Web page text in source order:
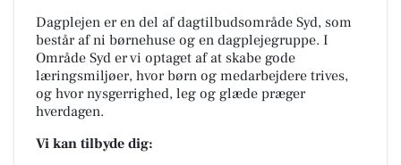
Dagplejen er en del af dagtilbudsområde Syd, som
består af ni børnehuse og en dagplejegruppe. I
Område Syd er vi optaget af at skabe gode
læringsmiljøer, hvor børn og medarbejdere trives,
og hvor nysgerrighed, leg og glæde præger
hverdagen.
Vi kan tilbyde dig: